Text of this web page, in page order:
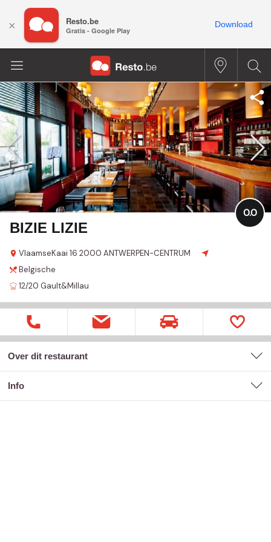
BIZIE LIZIE
VlaamseKaai 16 2000 ANTWERPEN-CENTRUM
0.0
Belgische
12/20 Gault&Millau
Over dit restaurant
Info
× Resto.be
Gratis - Google Play
Download